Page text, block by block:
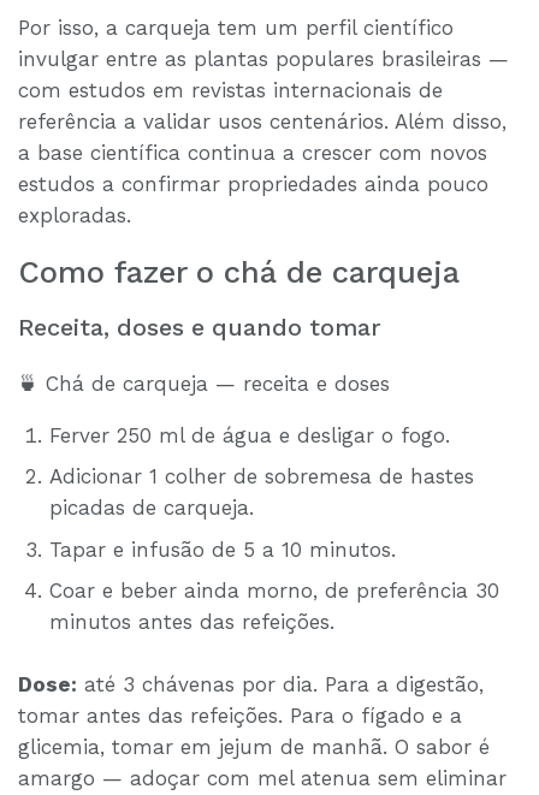
Por isso, a carqueja tem um perfil científico
invulgar entre as plantas populares brasileiras —
com estudos em revistas internacionais de
referência a validar usos centenários. Além disso,
a base científica continua a crescer com novos
estudos a confirmar propriedades ainda pouco
exploradas.
Como fazer o chá de carqueja
Receita, doses e quando tomar
🍵 Chá de carqueja — receita e doses
Ferver 250 ml de água e desligar o fogo.
Adicionar 1 colher de sobremesa de hastes
picadas de carqueja.
Tapar e infusão de 5 a 10 minutos.
Coar e beber ainda morno, de preferência 30
minutos antes das refeições.
Dose: até 3 chávenas por dia. Para a digestão,
tomar antes das refeições. Para o fígado e a
glicemia, tomar em jejum de manhã. O sabor é
amargo — adoçar com mel atenua sem eliminar